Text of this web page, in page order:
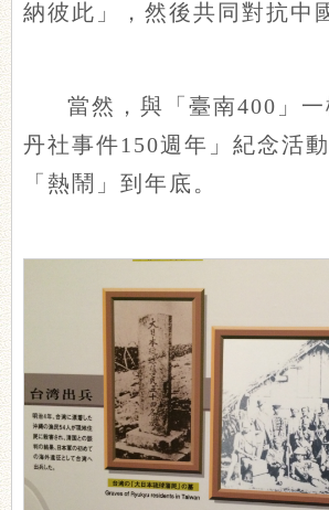
納彼此」，然後共同對抗中
當然，與「臺南400」
丹社事件150週年」紀念活
「熱鬧」到年底。